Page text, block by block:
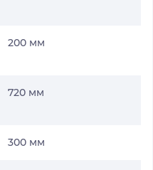
200 мм
720 мм
300 мм